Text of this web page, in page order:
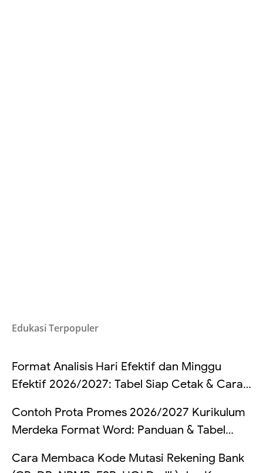
Edukasi Terpopuler
Format Analisis Hari Efektif dan Minggu
Efektif 2026/2027: Tabel Siap Cetak & Cara
Contoh Prota Promes 2026/2027 Kurikulum
Merdeka Format Word: Panduan & Tabel
Cara Membaca Kode Mutasi Rekening Bank